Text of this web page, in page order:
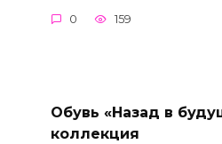
0 159
Обувь «Назад в
коллекция